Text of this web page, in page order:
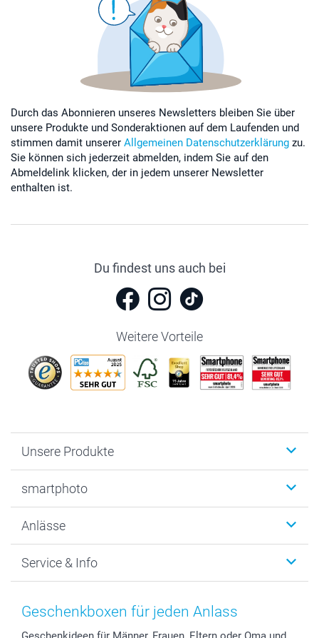
Durch das Abonnieren unseres Newsletters bleiben Sie über
unsere Produkte und Sonderaktionen auf dem Laufenden und
stimmen damit unserer Allgemeinen Datenschutzerklärung zu.
Sie können sich jederzeit abmelden, indem Sie auf den
Abmeldelink klicken, der in jedem unserer Newsletter
enthalten ist.
Du findest uns auch bei
Weitere Vorteile
Unsere Produkte
Fotogeschenke
MyNameBook
Fotoabzüge, Fotos als Buch & Poster
Zubehör & Material
smartphoto
Warum smartphoto
Datenschutz
AGB
Anlässe
Neujahr
Muttertag
Service & Info
Anmelden /Registrieren
Geschenkboxen für jeden Anlass